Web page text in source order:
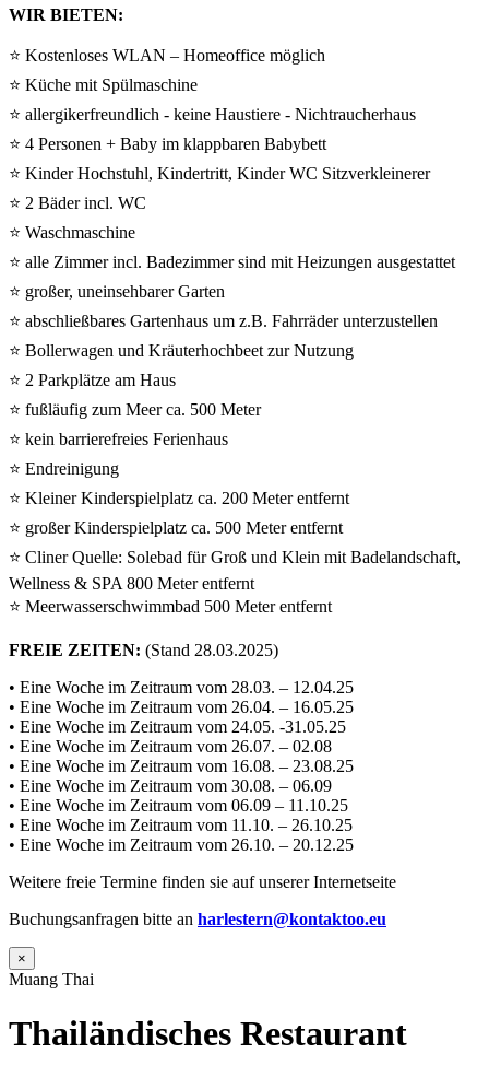
WIR BIETEN:
⭐ Kostenloses WLAN – Homeoffice möglich
⭐ Küche mit Spülmaschine
⭐ allergikerfreundlich - keine Haustiere - Nichtraucherhaus
⭐ 4 Personen + Baby im klappbaren Babybett
⭐ Kinder Hochstuhl, Kindertritt, Kinder WC Sitzverkleinerer
⭐ 2 Bäder incl. WC
⭐ Waschmaschine
⭐ alle Zimmer incl. Badezimmer sind mit Heizungen ausgestattet
⭐ großer, uneinsehbarer Garten
⭐ abschließbares Gartenhaus um z.B. Fahrräder unterzustellen
⭐ Bollerwagen und Kräuterhochbeet zur Nutzung
⭐ 2 Parkplätze am Haus
⭐ fußläufig zum Meer ca. 500 Meter
⭐ kein barrierefreies Ferienhaus
⭐ Endreinigung
⭐ Kleiner Kinderspielplatz ca. 200 Meter entfernt
⭐ großer Kinderspielplatz ca. 500 Meter entfernt
⭐ Cliner Quelle: Solebad für Groß und Klein mit Badelandschaft,
Wellness & SPA 800 Meter entfernt
⭐ Meerwasserschwimmbad 500 Meter entfernt
FREIE ZEITEN: (Stand 28.03.2025)
• Eine Woche im Zeitraum vom 28.03. – 12.04.25
• Eine Woche im Zeitraum vom 26.04. – 16.05.25
• Eine Woche im Zeitraum vom 24.05. -31.05.25
• Eine Woche im Zeitraum vom 26.07. – 02.08
• Eine Woche im Zeitraum vom 16.08. – 23.08.25
• Eine Woche im Zeitraum vom 30.08. – 06.09
• Eine Woche im Zeitraum vom 06.09 – 11.10.25
• Eine Woche im Zeitraum vom 11.10. – 26.10.25
• Eine Woche im Zeitraum vom 26.10. – 20.12.25
Weitere freie Termine finden sie auf unserer Internetseite
Buchungsanfragen bitte an harlestern@kontaktoo.eu
×
Muang Thai
Thailändisches Restaurant